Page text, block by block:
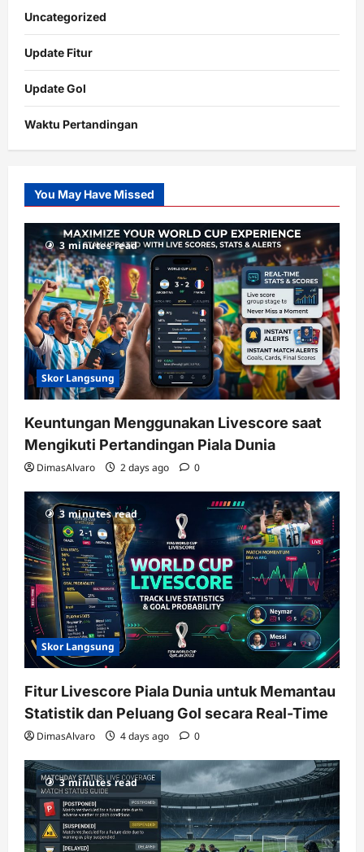
Uncategorized
Update Fitur
Update Gol
Waktu Pertandingan
Slot
Gacor
RTP
terupdate
You May Have Missed
3 minutes read
Skor Langsung
Keuntungan Menggunakan Livescore saat
Mengikuti Pertandingan Piala Dunia
DimasAlvaro 2 days ago 0
3 minutes read
Skor Langsung
Fitur Livescore Piala Dunia untuk Memantau
Statistik dan Peluang Gol secara Real-Time
DimasAlvaro 4 days ago 0
3 minutes read